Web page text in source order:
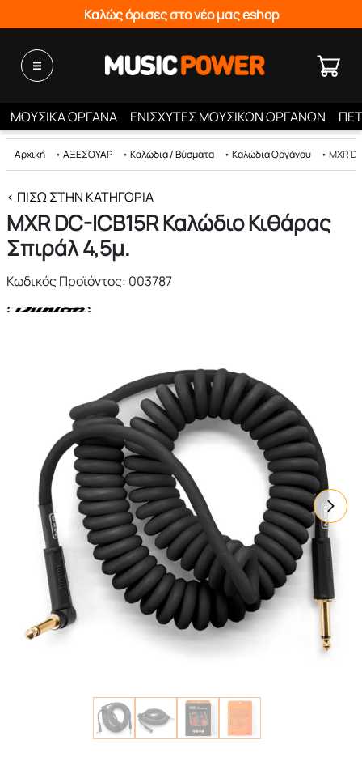
Καλώς όρισες στο νέο μας eshop
ΜΟΥΣΙΚΑ ΟΡΓΑΝΑ ΕΝΙΣΧΥΤΕΣ ΜΟΥΣΙΚΩΝ ΟΡΓΑΝΩΝ
Αρχική • ΑΞΕΣΟΥΑΡ • Καλώδια / Βύσματα • Καλώδια Οργάνου • MXR
< ΠΊΣΩ ΣΤΗΝ ΚΑΤΗΓΟΡΊΑ
MXR DC-ICB15R Καλώδιο Κιθάρας
Σπιράλ 4,5μ.
Κωδικός Προϊόντος: 003787